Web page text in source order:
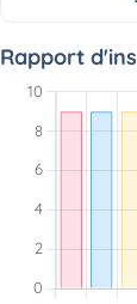
Rapport